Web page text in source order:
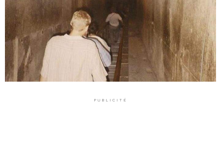
PUBLICITÉ